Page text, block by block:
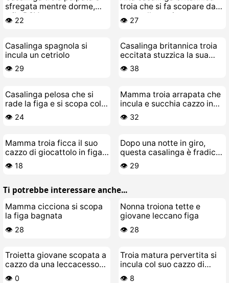
sfregata mentre dorme,
stile POV
👁️ 22
troia che si fa scopare dal
suo stallone giovane
👁️ 27
Casalinga spagnola si
incula un cetriolo
👁️ 29
Casalinga britannica troia
eccitata stuzzica la sua
figa fradicia in pubblico
👁️ 38
Casalinga pelosa che si
rade la figa e si scopa col
cazzo finto
👁️ 24
Mamma troia arrapata che
incula e succhia cazzo in
POV a pecorina
👁️ 32
Mamma troia ficca il suo
cazzo di giocattolo in figa
bagnata rasente
👁️ 18
Dopo una notte in giro,
questa casalinga è fradicia
di figa
👁️ 29
Ti potrebbe interessare anche...
Mamma cicciona si scopa
la figa bagnata
👁️ 28
Nonna troiona tette e
giovane leccano figa
👁️ 28
Troietta giovane scopata a
cazzo da una leccacesso
matura
👁️ 0
Troia matura pervertita si
incula col suo cazzo di
gomma
👁️ 8